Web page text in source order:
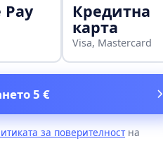
Pay Кредитна
карта
Visa, Mastercard
5 €
за поверителностна